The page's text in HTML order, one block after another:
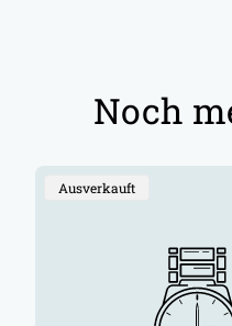
Noch
Produktbezeichnung:
Ausverkauft